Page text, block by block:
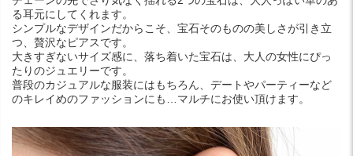
る耳元にしてくれます。
シンプルなデザインだからこそ、宝石そのものの美しさが引き立
つ、贅沢なピアスです。
大きすぎないサイズ感に、落ち着いた宝石は、大人の女性にぴっ
たりのジュエリーです。
普段のカジュアルな服装にはもちろん、デートやパーティーなど
のキレイめのファッションにも…マルチにお使い頂けます。